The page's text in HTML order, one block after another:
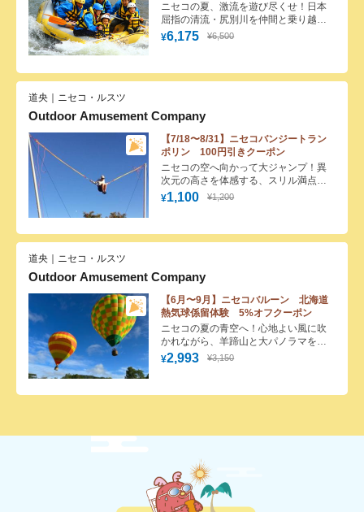
¥6,175 ¥6,500
ニセコの夏、激流を遊び尽くせ！日本
屈指の清流・尻別川を仲間と乗り越え
る爽快ラフティング
道央｜ニセコ・ルスツ
Outdoor Amusement Company
【7/18〜8/31】ニセコバンジートラン
ポリン 100円引きクーポン
¥1,100 ¥1,200
ニセコの空へ向かって大ジャンプ！異
次元の高さを体感する、スリル満点バ
ンジートランポリン
道央｜ニセコ・ルスツ
Outdoor Amusement Company
【6月〜9月】ニセコバルーン 北海道
熱気球係留体験 5%オフクーポン
¥2,993 ¥3,150
ニセコの夏の青空へ！心地よい風に吹
かれながら、羊蹄山と大パノラマを見
渡す感動のフライト